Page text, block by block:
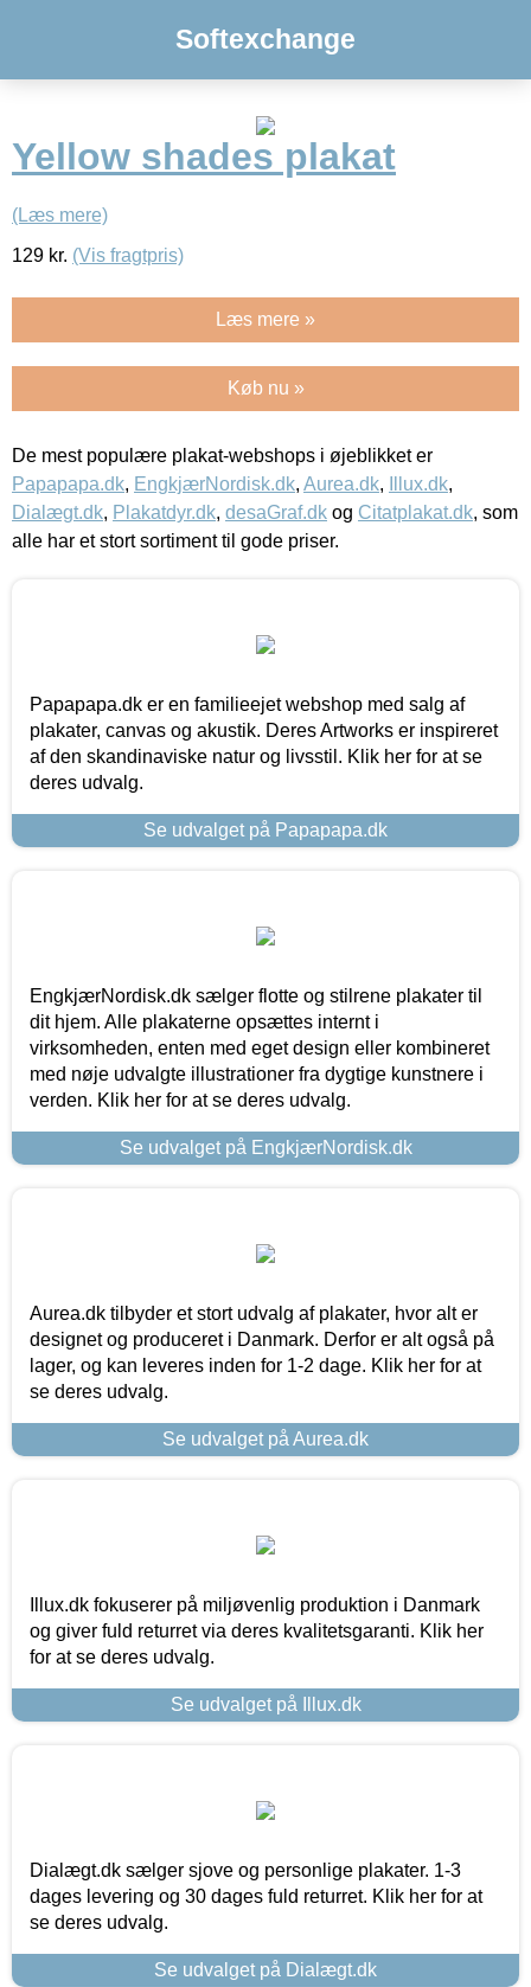
Softexchange
Yellow shades plakat
(Læs mere)
129 kr. (Vis fragtpris)
Læs mere »
Køb nu »
De mest populære plakat-webshops i øjeblikket er
Papapapa.dk, EngkjærNordisk.dk, Aurea.dk, Illux.dk,
Dialægt.dk, Plakatdyr.dk, desaGraf.dk og Citatplakat.dk, som
alle har et stort sortiment til gode priser.
Papapapa.dk er en familieejet webshop med salg af
plakater, canvas og akustik. Deres Artworks er inspireret
af den skandinaviske natur og livsstil. Klik her for at se
deres udvalg.
Se udvalget på Papapapa.dk
EngkjærNordisk.dk sælger flotte og stilrene plakater til
dit hjem. Alle plakaterne opsættes internt i
virksomheden, enten med eget design eller kombineret
med nøje udvalgte illustrationer fra dygtige kunstnere i
verden. Klik her for at se deres udvalg.
Se udvalget på EngkjærNordisk.dk
Aurea.dk tilbyder et stort udvalg af plakater, hvor alt er
designet og produceret i Danmark. Derfor er alt også på
lager, og kan leveres inden for 1-2 dage. Klik her for at
se deres udvalg.
Se udvalget på Aurea.dk
Illux.dk fokuserer på miljøvenlig produktion i Danmark
og giver fuld returret via deres kvalitetsgaranti. Klik her
for at se deres udvalg.
Se udvalget på Illux.dk
Dialægt.dk sælger sjove og personlige plakater. 1-3
dages levering og 30 dages fuld returret. Klik her for at
se deres udvalg.
Se udvalget på Dialægt.dk